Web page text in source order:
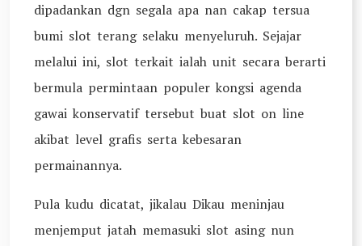
dipadankan dgn segala apa nan cakap tersua
bumi slot terang selaku menyeluruh. Sejajar
melalui ini, slot terkait ialah unit secara berarti
bermula permintaan populer kongsi agenda
gawai konservatif tersebut buat slot on line
akibat level grafis serta kebesaran
permainannya.
Pula kudu dicatat, jikalau Dikau meninjau
menjemput jatah memasuki slot asing nun